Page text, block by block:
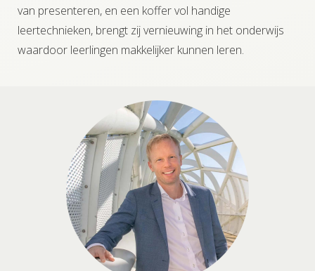
van presenteren, en een koffer vol handige
leertechnieken, brengt zij vernieuwing in het onderwijs
waardoor leerlingen makkelijker kunnen leren.